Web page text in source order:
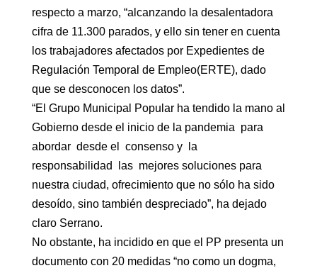
respecto a marzo, “alcanzando la desalentadora
cifra de 11.300 parados, y ello sin tener en cuenta
los trabajadores afectados por Expedientes de
Regulación Temporal de Empleo(ERTE), dado
que se desconocen los datos”.
“El Grupo Municipal Popular ha tendido la mano al
Gobierno desde el inicio de la pandemia para
abordar desde el consenso y la
responsabilidad las mejores soluciones para
nuestra ciudad, ofrecimiento que no sólo ha sido
desoído, sino también despreciado”, ha dejado
claro Serrano.
No obstante, ha incidido en que el PP presenta un
documento con 20 medidas “no como un dogma,